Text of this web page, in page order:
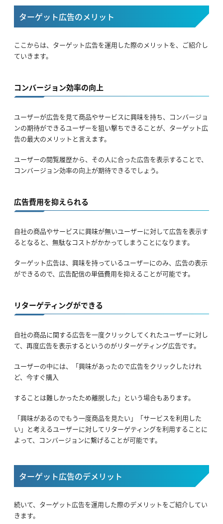
ターゲット広告のメリット
ここからは、ターゲット広告を運用した際のメリットを、ご紹介し
ていきます。
コンバージョン効率の向上
ユーザーが広告を見て商品やサービスに興味を持ち、コンバージョ
ンの期待ができるユーザーを狙い撃ちできることが、ターゲット広
告の最大のメリットと言えます。
ユーザーの閲覧履歴から、その人に合った広告を表示することで、
コンバージョン効率の向上が期待できるでしょう。
広告費用を抑えられる
自社の商品やサービスに興味が無いユーザーに対して広告を表示す
るとなると、無駄なコストがかかってしまうことになります。
ターゲット広告は、興味を持っているユーザーにのみ、広告の表示
ができるので、広告配信の単価費用を抑えることが可能です。
リターゲティングができる
自社の商品に関する広告を一度クリックしてくれたユーザーに対し
て、再度広告を表示するというのがリターゲティング広告です。
ユーザーの中には、「興味があったので広告をクリックしたけれ
ど、今すぐ購入
することは難しかったため離脱した」という場合もあります。
「興味があるのでもう一度商品を見たい」「サービスを利用した
い」と考えるユーザーに対してリターゲティングを利用することに
よって、コンバージョンに繋げることが可能です。
ターゲット広告のデメリット
続いて、ターゲット広告を運用した際のデメリットをご紹介してい
きます。